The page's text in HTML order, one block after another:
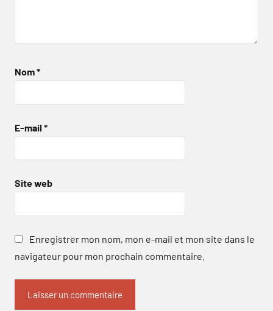
Nom*
E-mail *
Site web
Enregistrer mon nom, mon e-mail et mon site dans le
navigateur pour mon prochain commentaire.